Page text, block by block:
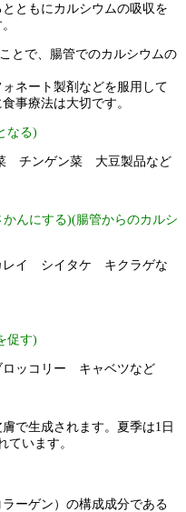
ともにカルシウムの吸収を
とで、腸管でのカルシウムの
ネート製剤などを服用して
事療法は大切です。
なる)
チンゲン菜 大豆製品など
んにする)(腸管からのカルシ
イ シイタケ キクラゲな
促す)
ッコリー キャベツなど
で生成されます。夏季は1日
ています。
ーゲン）の構成成分である